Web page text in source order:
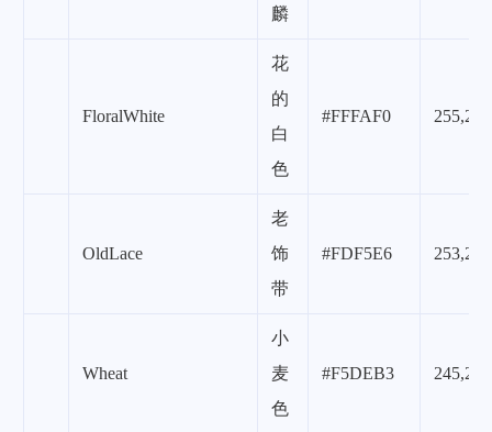
麟
FloralWhite
花
的
白
色
#FFFAF0
OldLace
老
饰
带
#FDF5E6
Wheat
小
麦
色
#F5DEB3